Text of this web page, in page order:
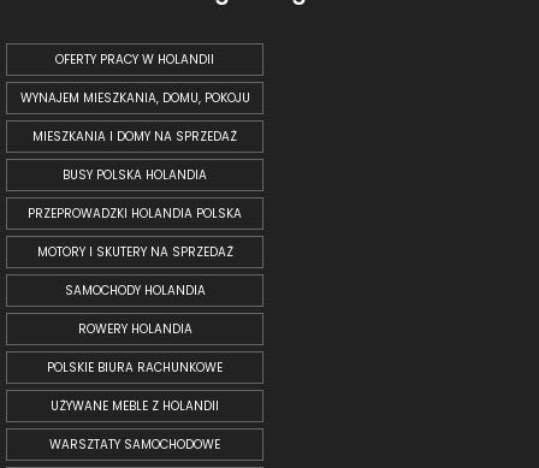
OFERTY PRACY W HOLANDII
WYNAJEM MIESZKANIA, DOMU, POKOJU
MIESZKANIA I DOMY NA SPRZEDAŻ
BUSY POLSKA HOLANDIA
PRZEPROWADZKI HOLANDIA POLSKA
MOTORY I SKUTERY NA SPRZEDAŻ
SAMOCHODY HOLANDIA
ROWERY HOLANDIA
POLSKIE BIURA RACHUNKOWE
UŻYWANE MEBLE Z HOLANDII
WARSZTATY SAMOCHODOWE